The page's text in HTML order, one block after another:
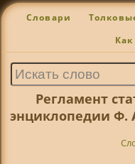
Словари
Регламент
энциклопедии Ф.